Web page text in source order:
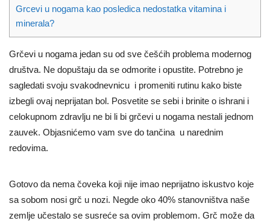
Grcevi u nogama kao posledica nedostatka vitamina i
minerala?
Grčevi u nogama jedan su od sve češćih problema modernog
društva. Ne dopuštaju da se odmorite i opustite. Potrebno je
sagledati svoju svakodnevnicu i promeniti rutinu kako biste
izbegli ovaj neprijatan bol. Posvetite se sebi i brinite o ishrani i
celokupnom zdravlju ne bi li bi grčevi u nogama nestali jednom
zauvek. Objasnićemo vam sve do tančina u narednim
redovima.
Gotovo da nema čoveka koji nije imao neprijatno iskustvo koje
sa sobom nosi grč u nozi. Negde oko 40% stanovništva naše
zemlje učestalo se susreće sa ovim problemom. Grč može da